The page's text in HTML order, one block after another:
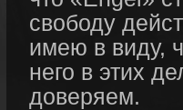
свободу
имею в виду,
него в этих
доверяем.